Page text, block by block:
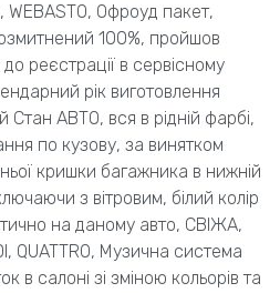
WEBASTO, Офроуд пакет,
100%, пройшов
реєстрації в сервісному
рік виготовлення
Стан АВТО, вся в рідній фарбі,
по кузову, за винятком
кришки багажника в нижній
з вітровим, білий колір
на даному авто, СВІЖА,
QUATTRO, Музична система
в салоні зі зміною кольорів та